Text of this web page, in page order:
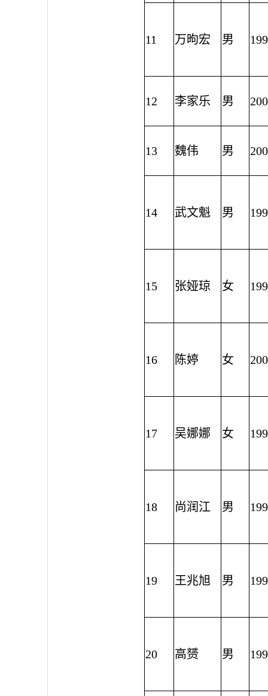
11 万昫宏 男
12 李家乐 男
13 魏伟 男
14 武文魁 男
15 张娅琼 女
16 陈婷 女
17 吴娜娜 女
18 尚润江 男
19 王兆旭 男
20 高赟 男